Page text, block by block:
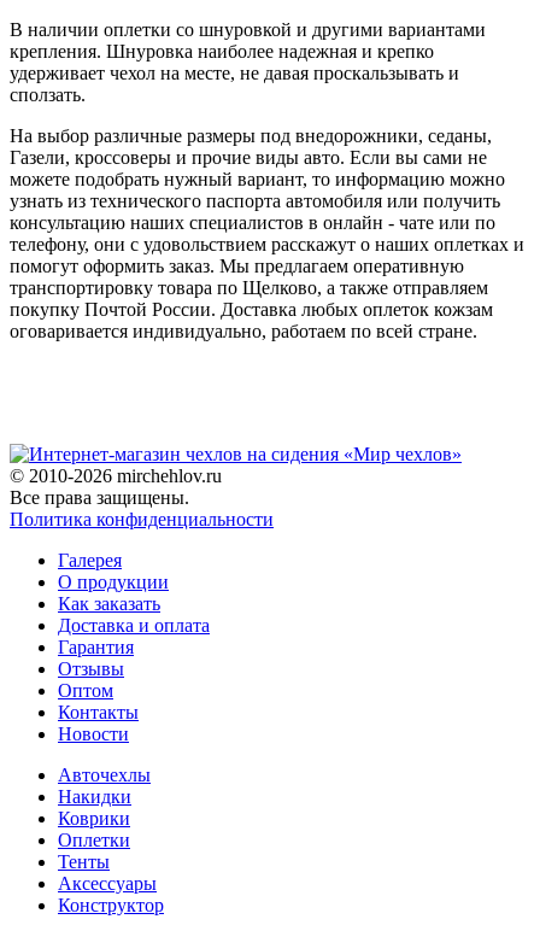
В наличии оплетки со шнуровкой и другими вариантами
крепления. Шнуровка наиболее надежная и крепко
удерживает чехол на месте, не давая проскальзывать и
сползать.
На выбор различные размеры под внедорожники, седаны,
Газели, кроссоверы и прочие виды авто. Если вы сами не
можете подобрать нужный вариант, то информацию можно
узнать из технического паспорта автомобиля или получить
консультацию наших специалистов в онлайн - чате или по
телефону, они с удовольствием расскажут о наших оплетках и
помогут оформить заказ. Мы предлагаем оперативную
транспортировку товара по Щелково, а также отправляем
покупку Почтой России. Доставка любых оплеток кожзам
оговаривается индивидуально, работаем по всей стране.
© 2010-2026 mirchehlov.ru
Все права защищены.
Политика конфиденциальности
Галерея
О продукции
Как заказать
Доставка и оплата
Гарантия
Отзывы
Оптом
Контакты
Новости
Авточехлы
Накидки
Коврики
Оплетки
Тенты
Аксессуары
Конструктор